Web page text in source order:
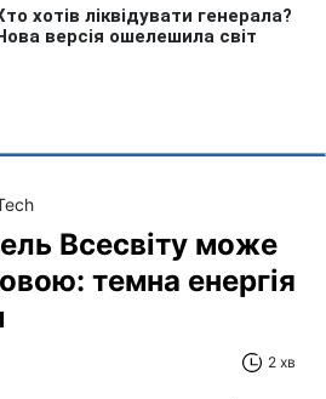
Всесвіту може
темна енергія
2 хв